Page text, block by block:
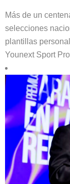
Más de un
selecciones
plantillas
Younext Sport